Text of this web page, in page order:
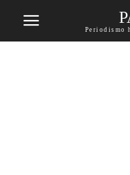
Periodismo